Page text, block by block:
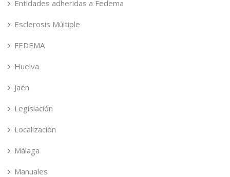
Entidades adheridas a Fedema
Esclerosis Múltiple
FEDEMA
Huelva
Jaén
Legislación
Localización
Málaga
Manuales